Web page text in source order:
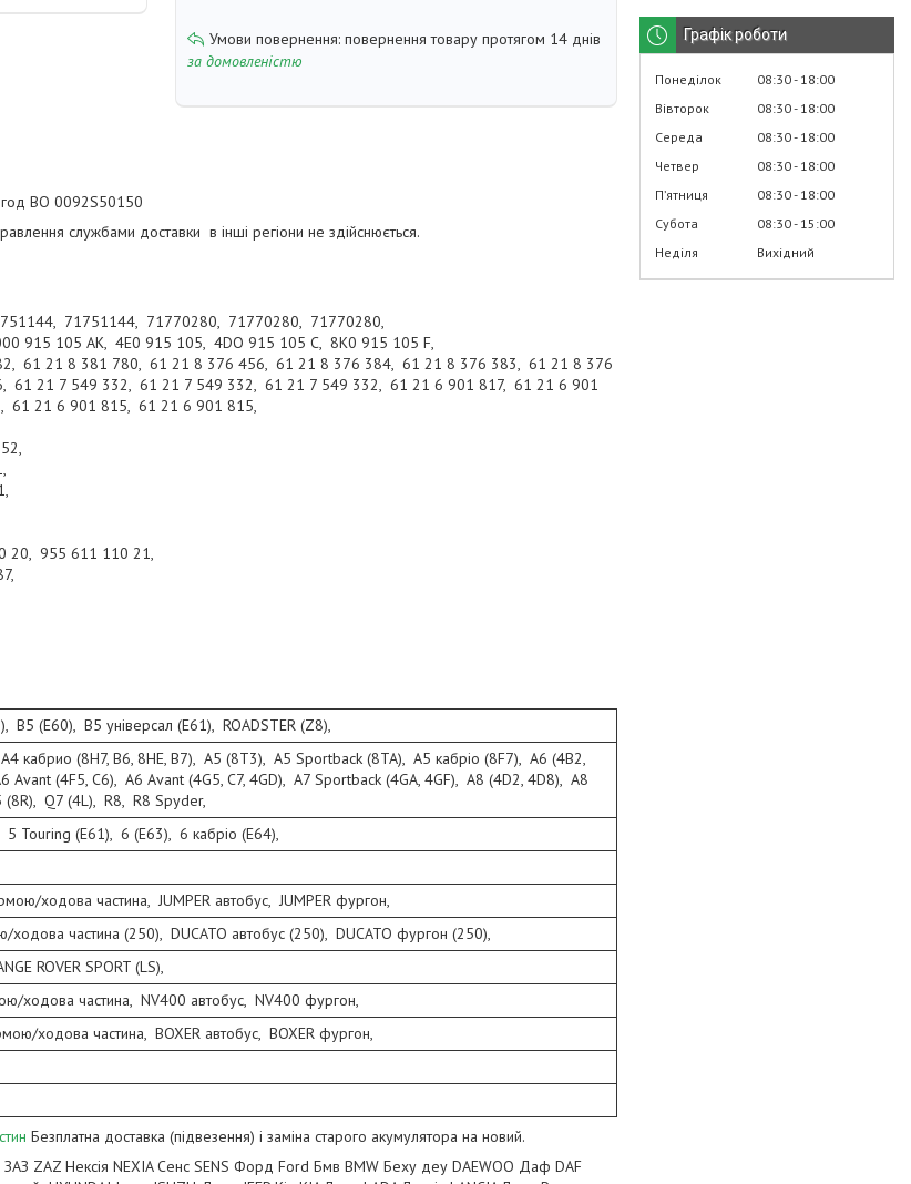
повернення товару протягом 14 днів
за домовленістю
BO 0092S50150
службами доставки в інші регіони не здійснюється.
71751144, 71770280, 71770280, 71770280,
915 105 AK, 4E0 915 105, 4DO 915 105 C, 8K0 915 105 F,
61 21 8 381 780, 61 21 8 376 456, 61 21 8 376 384, 61 21 8 376 383, 61 21 8 376
61 21 7 549 332, 61 21 7 549 332, 61 21 7 549 332, 61 21 6 901 817, 61 21 6 901
61 21 6 901 815, 61 21 6 901 815,
20, 955 611 110 21,
(E60), B5 універсал (E61), ROADSTER (Z8),
кабрио (8H7, B6, 8HE, B7), A5 (8T3), A5 Sportback (8TA), A5 кабріо (8F7), A6 (4B2,
Avant (4F5, C6), A6 Avant (4G5, C7, 4GD), A7 Sportback (4GA, 4GF), A8 (4D2, 4D8), A8
(8R), Q7 (4L), R8, R8 Spyder,
Touring (E61), 6 (E63), 6 кабріо (E64),
ходова частина, JUMPER автобус, JUMPER фургон,
частина (250), DUCATO автобус (250), DUCATO фургон (250),
ROVER SPORT (LS),
ходова частина, NV400 автобус, NV400 фургон,
ходова частина, BOXER автобус, BOXER фургон,
Безплатна доставка (підвезення) і заміна старого акумулятора на новий.
ZAZ Нексія NEXIA Сенс SENS Форд Ford Бмв BMW Беху деу DAEWOO Даф DAF
Графік роботи
Понеділок 08:30 18:00
Вівторок
08:30 18:00
Середа
08:30 18:00
Четвер
08:30 18:00
Пʼятниця
08:30 18:00
Субота
08:30 15:00
Неділя
Вихідний